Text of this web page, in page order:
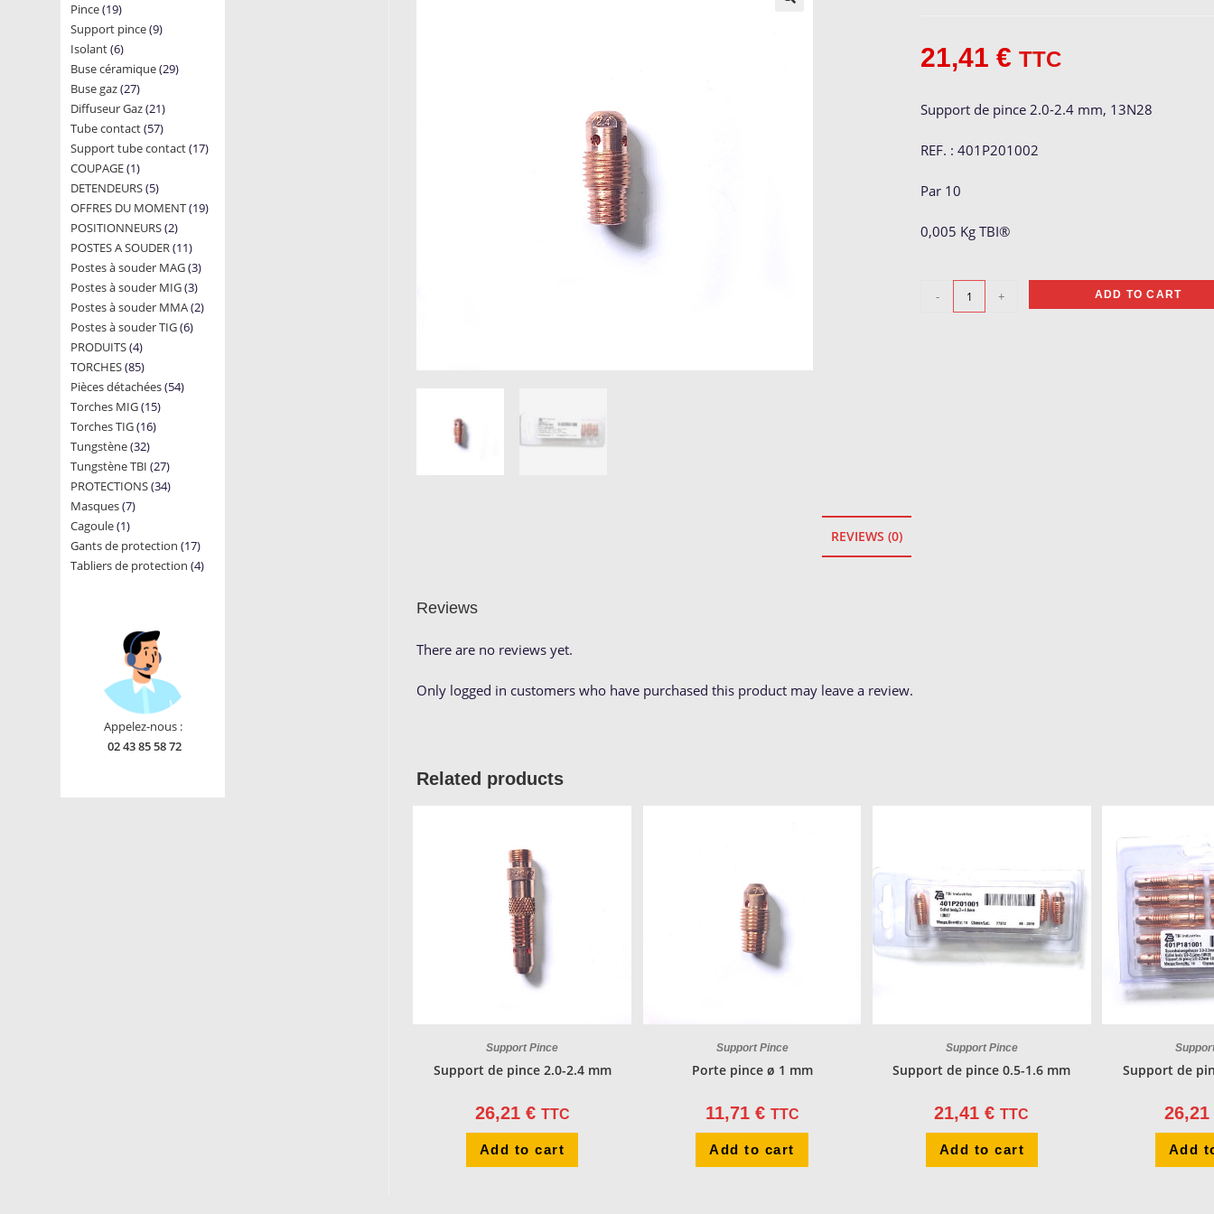
21,41€ TTC
Support de pince 2.0-2.4 mm, 13N28
REF. : 401P201002
Par 10
0,005 Kg TBI®
Support
- + ADD TO CART
REVIEWS (0)
Reviews
There are no reviews yet.
Only logged in customers who have purchased this product may leave a review.
Related products
Support Pince
Support de pince 2.0-2.4 mm
26,21 € TTC
Add to cart
Support Pince
Porte pince ø 1 mm
11,71 € TTC
Add to cart
Support Pince
Support de pince 0.5-1.6 mm
21,41€ TTC
Add to cart
Support de
26,21
Add
Pince 1919
products
Support pince 99
Isolant 66
products
Buse céramique 2929
Buse gaz 2727
products
Diffuseur Gaz 2121
products
Tube contact 5757
products
Support tube contact 1717
COUPAGE 11
product
DETENDEURS 55
products
OFFRES DU MOMENT 1919
POSITIONNEURS 22
products
POSTES A SOUDER 1111
products
Postes à souder MAG 33
products
Postes à souder MIG 33
products
Postes à souder MMA 22
Postes à souder TIG 66
PRODUITS 44
products
TORCHES 8585
products
Pièces détachées 5454
Torches MIG 1515
Torches TIG 1616
Tungstène 3232
products
Tungstène TBI 2727
products
PROTECTIONS 3434
Masques 77
Cagoule 11
product
Gants de protection 1717
products
Tabliers de protection 44
Appelez-nous :
02 43 85 58 72